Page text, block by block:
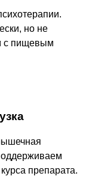
но не
с пищевым
препарата.